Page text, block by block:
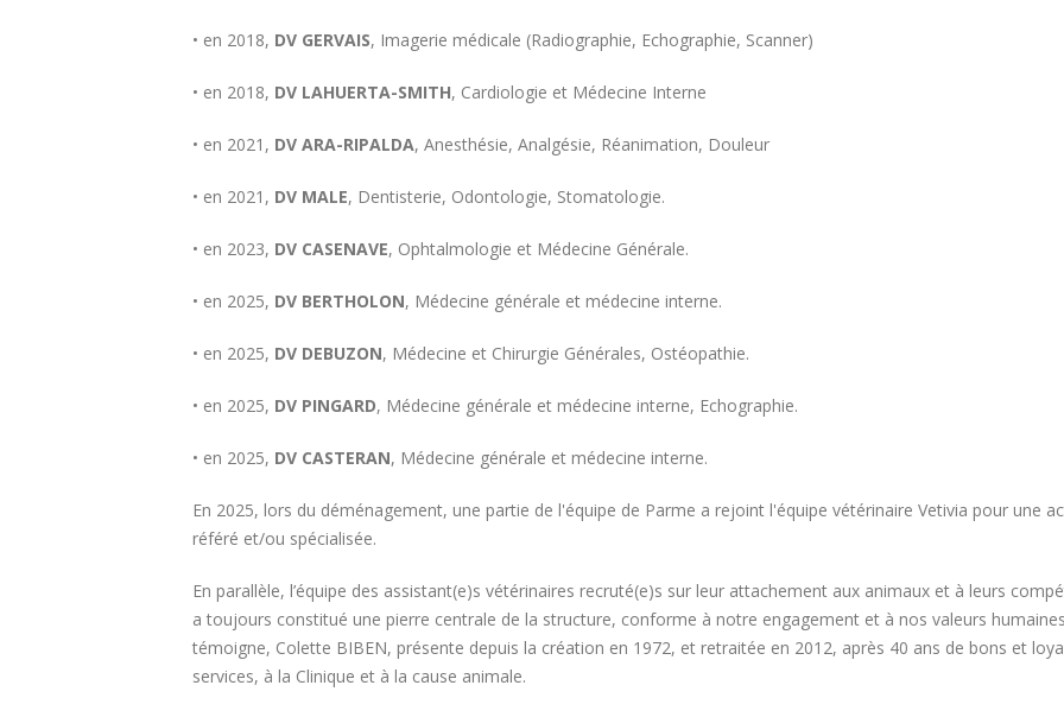
• en 2018, DV GERVAIS, Imagerie médicale (Radiographie, Echographie, Scanner)
• en 2018, DV LAHUERTA-SMITH, Cardiologie et Médecine Interne
• en 2021, DV ARA-RIPALDA, Anesthésie, Analgésie, Réanimation, Douleur
• en 2021, DV MALE, Dentisterie, Odontologie, Stomatologie.
• en 2023, DV CASENAVE, Ophtalmologie et Médecine Générale.
• en 2025, DV BERTHOLON, Médecine générale et médecine interne.
• en 2025, DV DEBUZON, Médecine et Chirurgie Générales, Ostéopathie.
• en 2025, DV PINGARD, Médecine générale et médecine interne, Echographie.
• en 2025, DV CASTERAN, Médecine générale et médecine interne.
En 2025, lors du déménagement, une partie de l'équipe de Parme a rejoint l'équipe vétérinaire Vetivia pour une
référé et/ou spécialisée.
En parallèle, l’équipe des assistant(e)s vétérinaires recruté(e)s sur leur attachement aux animaux et à leurs
a toujours constitué une pierre centrale de la structure, conforme à notre engagement et à nos valeurs
témoigne, Colette BIBEN, présente depuis la création en 1972, et retraitée en 2012, après 40 ans de bons et
services, à la Clinique et à la cause animale.